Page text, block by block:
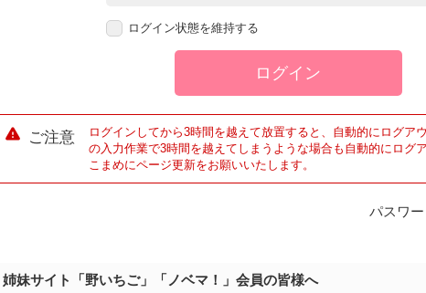
ログイン状態を維持する
ご注意
ログインしてから3時間を越えて放置すると、自動的にログア
の入力作業で3時間を越えてしまうような場合も自動的にログ
こまめにページ更新をお願いいたします。
パスワ
姉妹サイト「野いちご」「ノベマ！」会員の皆様へ